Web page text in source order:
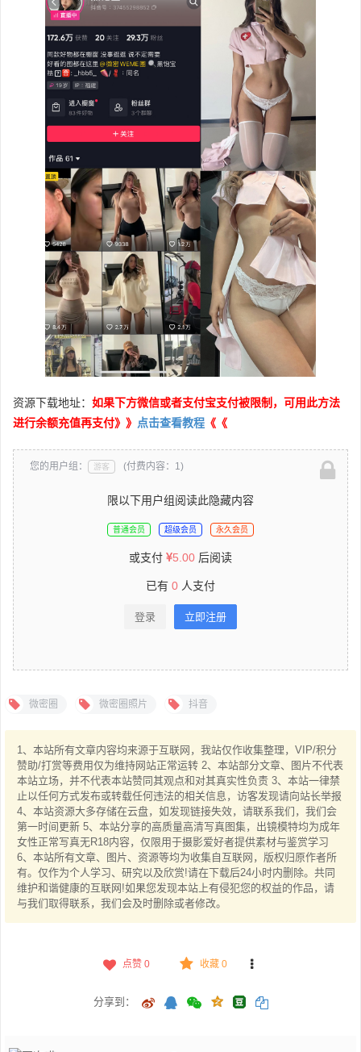
资源下载地址： 如果下方微信或者支付宝支付被限制，可用此方法
进行余额充值再支付》》 点击查看教程 《《
您的用户组： 游客 (付费内容：1)
限以下用户组阅读此隐藏内容
普通会员 超级会员 永久会员
或支付 5.00 后阅读
已有 0 人支付
登录 立即注册
微密圈 微密圈照片 抖音
1、本站所有文章内容均来源于互联网，我站仅作收集整理，VIP/积分
赞助/打赏等费用仅为维持网站正常运转 2、本站部分文章、图片不代表
本站立场，并不代表本站赞同其观点和对其真实性负责 3、本站一律禁
止以任何方式发布或转载任何违法的相关信息，访客发现请向站长举报
4、本站资源大多存储在云盘，如发现链接失效，请联系我们，我们会
第一时间更新 5、本站分享的高质量高清写真图集，出镜模特均为成年
女性正常写真无R18内容，仅限用于摄影爱好者提供素材与鉴赏学习
6、本站所有文章、图片、资源等均为收集自互联网，版权归原作者所
有。仅作为个人学习、研究以及欣赏!请在下载后24小时内删除。共同
维护和谐健康的互联网!如果您发现本站上有侵犯您的权益的作品，请
与我们取得联系，我们会及时删除或者修改。
点赞 0 收藏 0
分享到：